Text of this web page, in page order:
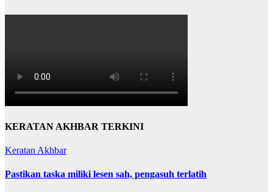
KERATAN AKHBAR TERKINI
Keratan Akhbar
Pastikan taska miliki lesen sah, pengasuh terlatih